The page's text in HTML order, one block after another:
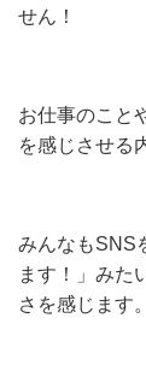
せん！
お仕事のこと
を感じさせる
みんなもSNS
ます！」みた
さを感じます。